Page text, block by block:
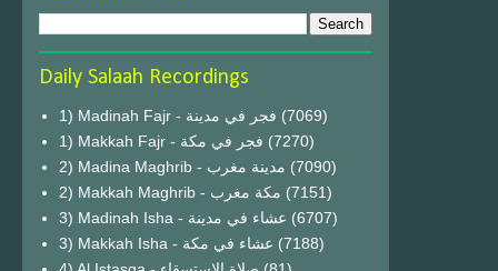
Daily Salaah Recordings
1) Madinah Fajr - فجر في مدينة (7069)
1) Makkah Fajr - فجر في مكة (7270)
2) Madina Maghrib - مدينة مغرب (7090)
2) Makkah Maghrib - مكة مغرب (7151)
3) Madinah Isha - عشاء في مدينة (6707)
3) Makkah Isha - عشاء في مكة (7188)